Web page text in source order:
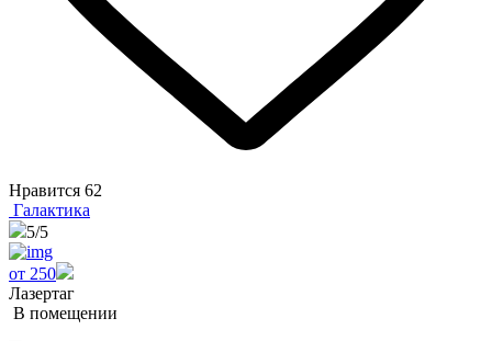
Нравится 62
Галактика
5/5
от 250
Лазертаг
В помещении